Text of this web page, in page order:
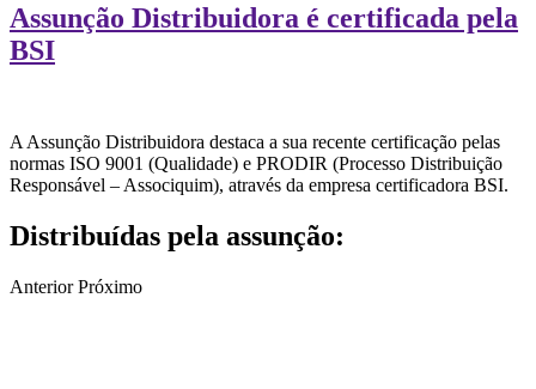
Assunção Distribuidora é certificada pela
BSI
A Assunção Distribuidora destaca a sua recente certificação pelas
normas ISO 9001 (Qualidade) e PRODIR (Processo Distribuição
Responsável – Associquim), através da empresa certificadora BSI.
Distribuídas pela assunção:
Anterior Próximo